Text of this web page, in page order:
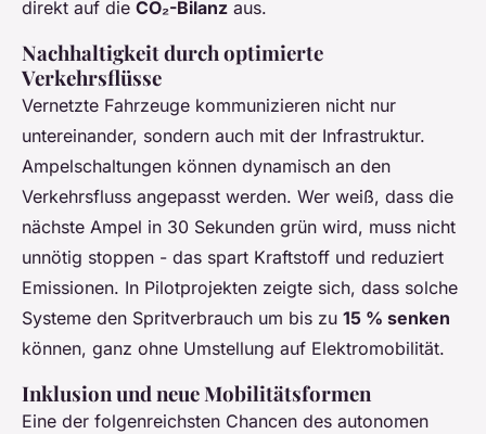
direkt auf die CO₂-Bilanz aus.
Nachhaltigkeit durch optimierte
Verkehrsflüsse
Vernetzte Fahrzeuge kommunizieren nicht nur
untereinander, sondern auch mit der Infrastruktur.
Ampelschaltungen können dynamisch an den
Verkehrsfluss angepasst werden. Wer weiß, dass die
nächste Ampel in 30 Sekunden grün wird, muss nicht
unnötig stoppen - das spart Kraftstoff und reduziert
Emissionen. In Pilotprojekten zeigte sich, dass solche
Systeme den Spritverbrauch um bis zu 15 % senken
können, ganz ohne Umstellung auf Elektromobilität.
Inklusion und neue Mobilitätsformen
Eine der folgenreichsten Chancen des autonomen